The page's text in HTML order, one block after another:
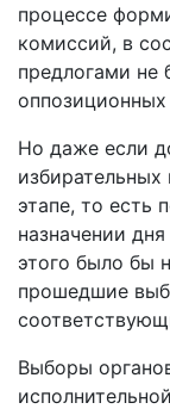
процессе
комиссий, в
предлогами не
Но даже если
этапе, то есть
назначении
этого было бы
прошедшие
Выборы